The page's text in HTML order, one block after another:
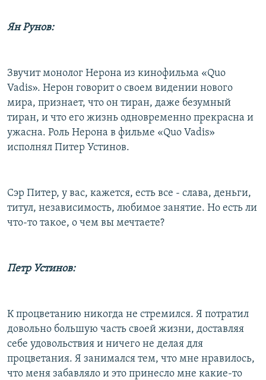
Ян Рунов:
Звучит монолог Нерона из кинофильма «Quo
Vadis». Нерон говорит о своем видении нового
мира, признает, что он тиран, даже безумный
тиран, и что его жизнь одновременно прекрасна и
ужасна. Роль Нерона в фильме «Quo Vadis»
исполнял Питер Устинов.
Сэр Питер, у вас, кажется, есть все - слава, деньги,
титул, независимость, любимое занятие. Но есть ли
что-то такое, о чем вы мечтаете?
Петр Устинов:
К процветанию никогда не стремился. Я потратил
довольно большую часть своей жизни, доставляя
себе удовольствия и ничего не делая для
процветания. Я занимался тем, что мне нравилось,
что меня забавляло и это принесло мне какие-то